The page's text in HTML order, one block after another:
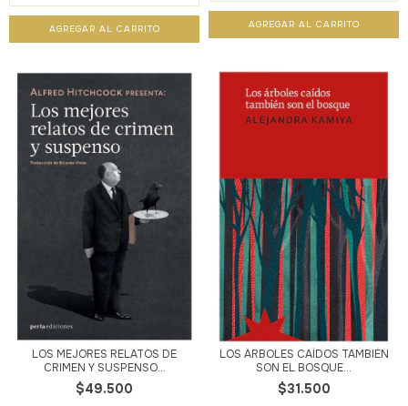
LOS MEJORES RELATOS DE
CRIMEN Y SUSPENSO...
$49.500
LOS ÁRBOLES CAÍDOS TAMBIÉN
SON EL BOSQUE...
$31.500